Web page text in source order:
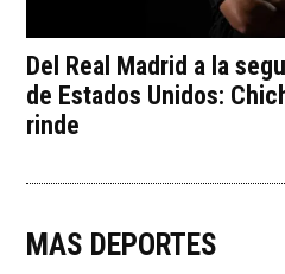
Del Real Madrid a la
de Estados Unidos:
rinde
MAS DEPORTES